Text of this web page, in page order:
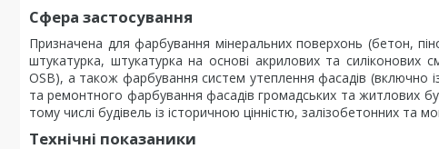
Сфера застосування
Призначена для фарбування мінеральних поверхонь (бетон,
штукатурка, штукатурка на основі акрилових та
ОSB), а також фарбування систем утеплення фасадів (включно
та ремонтного фарбування фасадів громадських та житлових
тому числі будівель із історичною цінністю, залізобетонних та
Технічні показаники